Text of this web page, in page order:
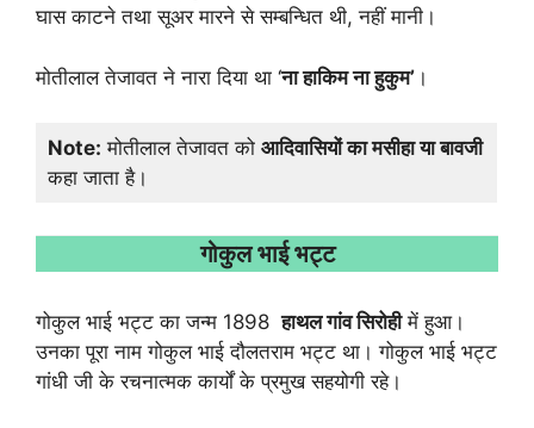
घास काटने तथा सूअर मारने से सम्बन्धित थी, नहीं मानी।
मोतीलाल तेजावत ने नारा दिया था ‘ना हाकिम ना हुकुम’ ।
Note: मोतीलाल तेजावत को आदिवासियों का मसीहा या बावजी
कहा जाता है।
गोकुल भाई भट्ट
गोकुल भाई भट्ट का जन्म 1898हाथल गांव सिरोहीमें हुआ।
उनका पूरा नाम गोकुल भाई दौलतराम भट्ट था। गोकुल भाई भट्ट
गांधी जी के रचनात्मक कार्यों के प्रमुख सहयोगी रहे।